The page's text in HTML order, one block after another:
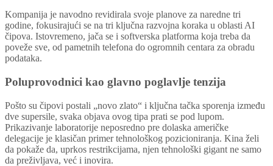
Kompanija je navodno revidirala svoje planove za naredne tri
godine, fokusirajući se na tri ključna razvojna koraka u oblasti AI
čipova. Istovremeno, jača se i softverska platforma koja treba da
poveže sve, od pametnih telefona do ogromnih centara za obradu
podataka.
Poluprovodnici kao glavno poglavlje tenzija
Pošto su čipovi postali „novo zlato“ i ključna tačka sporenja između
dve supersile, svaka objava ovog tipa prati se pod lupom.
Prikazivanje laboratorije neposredno pre dolaska američke
delegacije je klasičan primer tehnološkog pozicioniranja. Kina želi
da pokaže da, uprkos restrikcijama, njen tehnološki gigant ne samo
da preživljava, već i inovira.